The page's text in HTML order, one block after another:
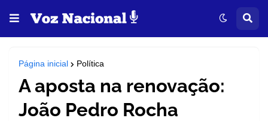
Página inicial Política
A aposta na renovação:
João Pedro Rocha